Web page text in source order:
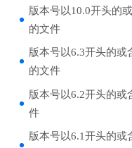
版本号以10.0开头的
的文件
版本号以6.3开头的或
的文件
版本号以6.2开头的或
件
版本号以6.1开头的或